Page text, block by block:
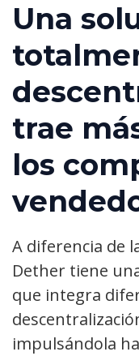
Una
trae
los
A diferencia de
Dether tiene
que integra
impulsándola